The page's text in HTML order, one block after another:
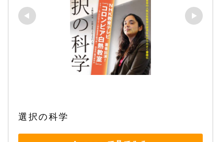
選択の科学